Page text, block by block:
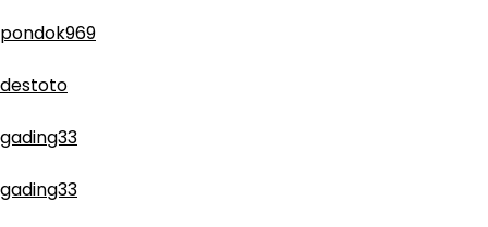
pondok969
destoto
gading33
gading33